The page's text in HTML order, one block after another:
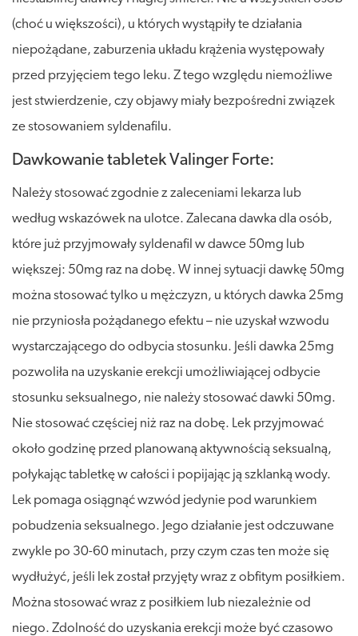
(choć u większości), u których wystąpiły te działania
niepożądane, zaburzenia układu krążenia występowały
przed przyjęciem tego leku. Z tego względu niemożliwe
jest stwierdzenie, czy objawy miały bezpośredni związek
ze stosowaniem syldenafilu.
Dawkowanie tabletek Valinger Forte:
Należy stosować zgodnie z zaleceniami lekarza lub
według wskazówek na ulotce. Zalecana dawka dla osób,
które już przyjmowały syldenafil w dawce 50mg lub
większej: 50mg raz na dobę. W innej sytuacji dawkę 50mg
można stosować tylko u mężczyzn, u których dawka 25mg
nie przyniosła pożądanego efektu – nie uzyskał wzwodu
wystarczającego do odbycia stosunku. Jeśli dawka 25mg
pozwoliła na uzyskanie erekcji umożliwiającej odbycie
stosunku seksualnego, nie należy stosować dawki 50mg.
Nie stosować częściej niż raz na dobę. Lek przyjmować
około godzinę przed planowaną aktywnością seksualną,
połykając tabletkę w całości i popijając ją szklanką wody.
Lek pomaga osiągnąć wzwód jedynie pod warunkiem
pobudzenia seksualnego. Jego działanie jest odczuwane
zwykle po 30-60 minutach, przy czym czas ten może się
wydłużyć, jeśli lek został przyjęty wraz z obfitym posiłkiem.
Można stosować wraz z posiłkiem lub niezależnie od
niego. Zdolność do uzyskania erekcji może być czasowo